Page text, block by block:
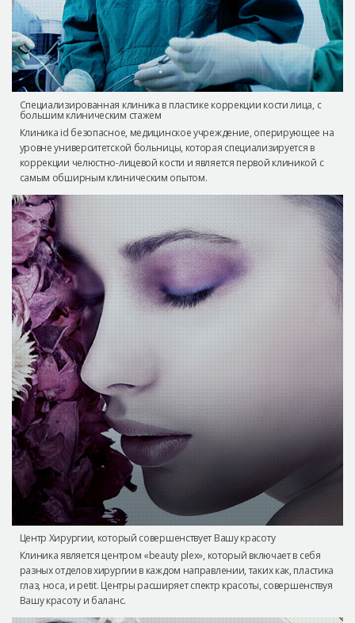
Специализированная клиника в пластике коррекции кости лица, с
большим клиническим стажем
Клиника id безопасное, медицинское учреждение, оперирующее на
уровне университетской больницы, которая специализируется в
коррекции челюстно-лицевой кости и является первой клиникой с
самым обширным клиническим опытом.
Центр Хирургии, который совершенствует Вашу красоту
Клиника является центром «beauty plex», который включает в себя
разных отделов хирургии в каждом направлении, таких как, пластика
глаз, носа, и petit. Центры расширяет спектр красоты, совершенствуя
Вашу красоту и баланс.